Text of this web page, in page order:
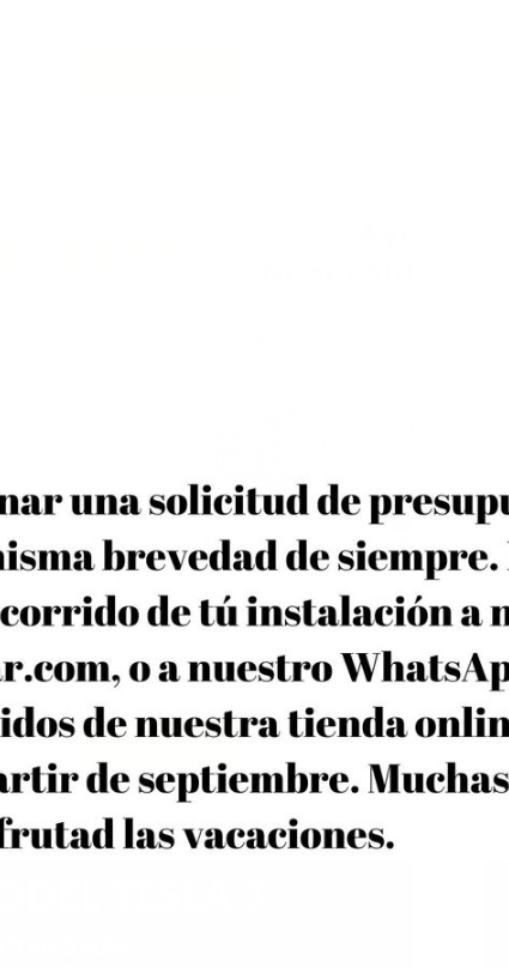
AMPLIACIÓN MOVES III
ya sabíamos hace unos cuantos meses,
para la Transición Ecológica y el...
VER DETALLE